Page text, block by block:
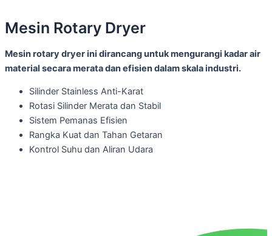
Mesin Rotary Dryer
Mesin rotary dryer ini dirancang untuk mengurangi kadar air
material secara merata dan efisien dalam skala industri.
Silinder Stainless Anti-Karat
Rotasi Silinder Merata dan Stabil
Sistem Pemanas Efisien
Rangka Kuat dan Tahan Getaran
Kontrol Suhu dan Aliran Udara